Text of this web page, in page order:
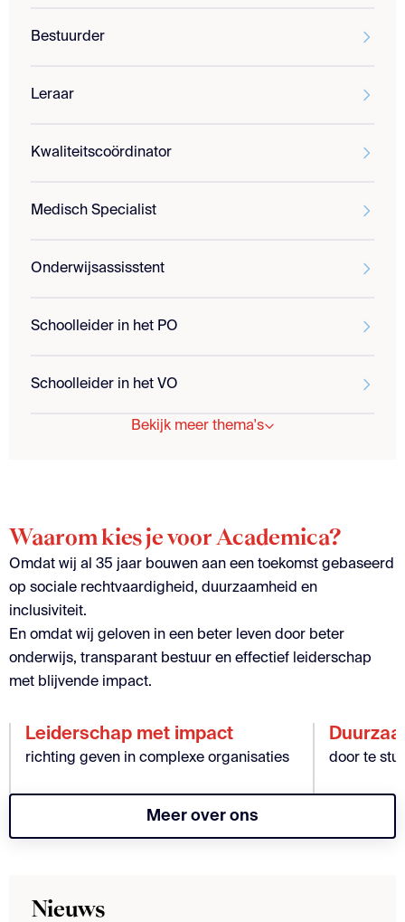
Bestuurder
Leraar
Kwaliteitscoördinator
Medisch Specialist
Onderwijsassisstent
Schoolleider in het PO
Schoolleider in het VO
Bekijk meer thema's
Waarom kies je voor Academica?
Omdat wij al 35 jaar bouwen aan een toekomst gebaseerd
op sociale rechtvaardigheid, duurzaamheid en
inclusiviteit.
En omdat wij geloven in een beter leven door beter
onderwijs, transparant bestuur en effectief leiderschap
met blijvende impact.
Leiderschap met impact
richting geven in complexe organisaties door te
Meer over ons
Nieuws